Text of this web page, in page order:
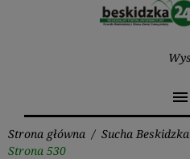
menu
Strona główna / Sucha Beskidzka
Strona 530